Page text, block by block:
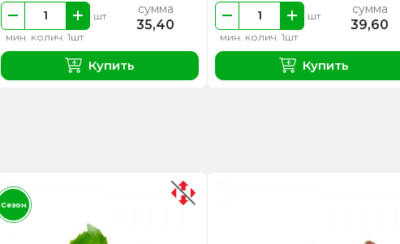
мин. колич. 1шт
шт сумма
35,40
Купить
мин. колич. 1шт
шт сумма
39,60
Купить
Сезон